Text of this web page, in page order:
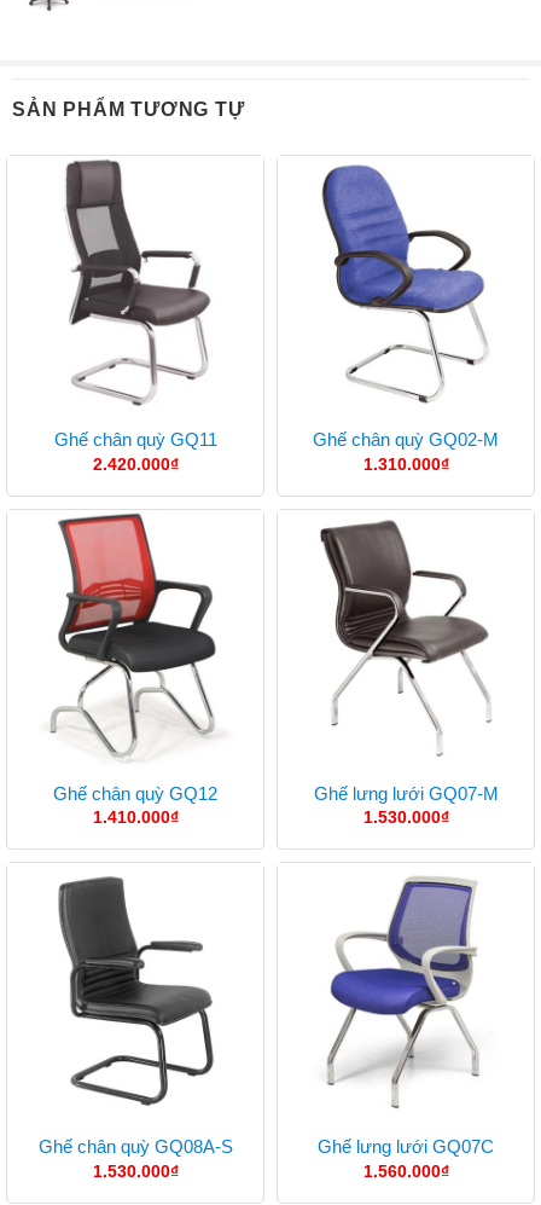
SẢN PHẨM TƯƠNG TỰ
Ghế chân quỳ GQ11
2.420.000₫
Ghế chân quỳ GQ02-M
1.310.000₫
Ghế chân quỳ GQ12
1.410.000₫
Ghế lưng lưới GQ07-M
1.530.000₫
Ghế chân quỳ GQ08A-S
1.530.000₫
Ghế lưng lưới GQ07C
1.560.000₫